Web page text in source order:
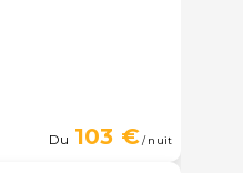
Du 103 €/ nuit